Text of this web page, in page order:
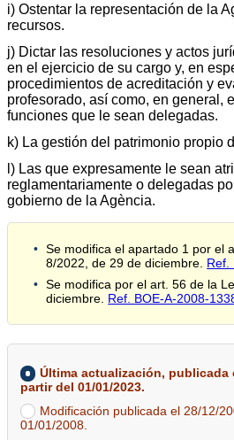
i) Ostentar la representación de la
recursos.
j) Dictar las resoluciones y actos
en el ejercicio de su cargo y, en
procedimientos de acreditación y
profesorado, así como, en general,
funciones que le sean delegadas.
k) La gestión del patrimonio propio
l) Las que expresamente le sean
reglamentariamente o delegadas
gobierno de la Agència.
Se modifica el apartado 1 por el
8/2022, de 29 de diciembre. Ref.
Se modifica por el art. 56 de la
diciembre. Ref. BOE-A-2008-
Última actualización, publicada
partir del 01/01/2023.
Modificación publicada el 28/12/
01/01/2008.